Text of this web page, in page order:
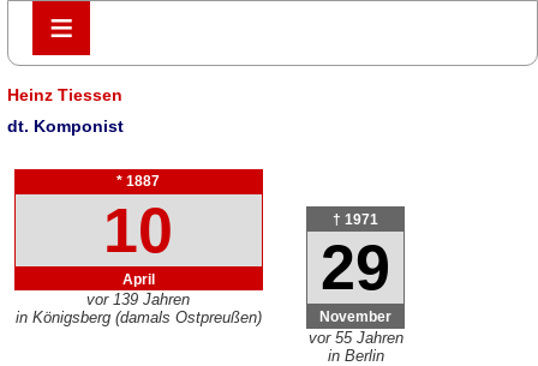
≡
≡
Heinz Tiessen
dt. Komponist
* 1887
10
April
vor 139 Jahren
in Königsberg (damals Ostpreußen)
† 1971
29
November
vor 55 Jahren
in Berlin